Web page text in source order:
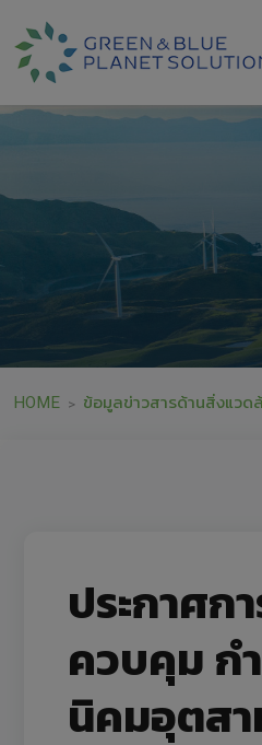
HOME > ข้อมูลข่าวสารด้านสิ่งแวด
ประกาศก
ควบคุม ก
นิคมอุตสา